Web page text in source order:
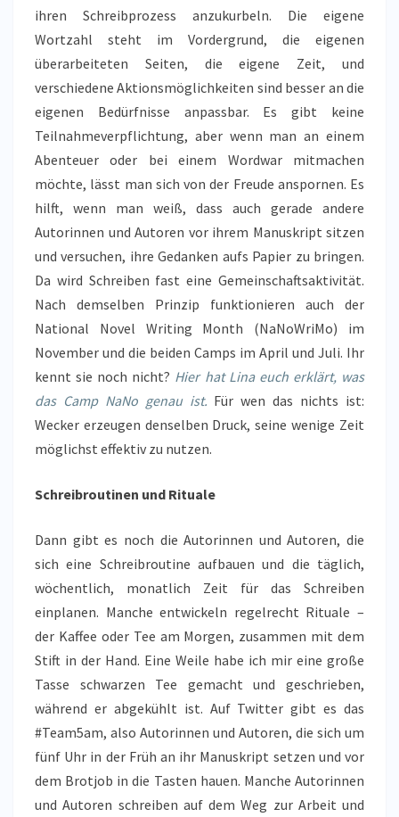
ihren Schreibprozess anzukurbeln. Die eigene
Wortzahl steht im Vordergrund, die eigenen
überarbeiteten Seiten, die eigene Zeit, und
verschiedene Aktionsmöglichkeiten sind besser an die
eigenen Bedürfnisse anpassbar. Es gibt keine
Teilnahmeverpflichtung, aber wenn man an einem
Abenteuer oder bei einem Wordwar mitmachen
möchte, lässt man sich von der Freude anspornen. Es
hilft, wenn man weiß, dass auch gerade andere
Autorinnen und Autoren vor ihrem Manuskript sitzen
und versuchen, ihre Gedanken aufs Papier zu bringen.
Da wird Schreiben fast eine Gemeinschaftsaktivität.
Nach demselben Prinzip funktionieren auch der
National Novel Writing Month (NaNoWriMo) im
November und die beiden Camps im April und Juli. Ihr
kennt sie noch nicht? Hier hat Lina euch erklärt, was
das Camp NaNo genau ist. Für wen das nichts ist:
Wecker erzeugen denselben Druck, seine wenige Zeit
möglichst effektiv zu nutzen.
Schreibroutinen und Rituale
Dann gibt es noch die Autorinnen und Autoren, die
sich eine Schreibroutine aufbauen und die täglich,
wöchentlich, monatlich Zeit für das Schreiben
einplanen. Manche entwickeln regelrecht Rituale –
der Kaffee oder Tee am Morgen, zusammen mit dem
Stift in der Hand. Eine Weile habe ich mir eine große
Tasse schwarzen Tee gemacht und geschrieben,
während er abgekühlt ist. Auf Twitter gibt es das
#Team5am, also Autorinnen und Autoren, die sich um
fünf Uhr in der Früh an ihr Manuskript setzen und vor
dem Brotjob in die Tasten hauen. Manche Autorinnen
und Autoren schreiben auf dem Weg zur Arbeit und